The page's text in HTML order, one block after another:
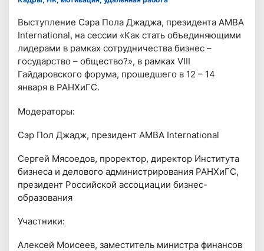
Выступление Сэра Пола Джаджа, президента AMBA
International, на сессии «Как стать объединяющими
лидерами в рамках сотрудничества бизнес –
государство – общество?», в рамках VIII
Гайдаровского форума, прошедшего в 12 – 14
января в РАНХиГС.
Модераторы:
Сэр Пол Джадж, президент AMBA International
Сергей Мясоедов, проректор, директор Института
бизнеса и делового администрирования РАНХиГС,
президент Российской ассоциации бизнес-
образования
Участники:
Алексей Моисеев, заместитель министра финансов